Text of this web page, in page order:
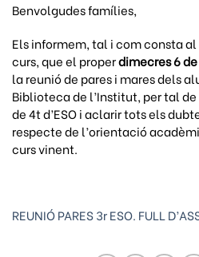
Benvolgudes famílies,
Els informem, tal i com consta
curs, que el properdimecres 6
la reunió de pares i mares dels
Biblioteca de l’Institut, per tal
de 4t d’ESO i aclarir tots els
respecte de l’orientació
curs vinent.
REUNIÓ PARES 3r ESO. FULL